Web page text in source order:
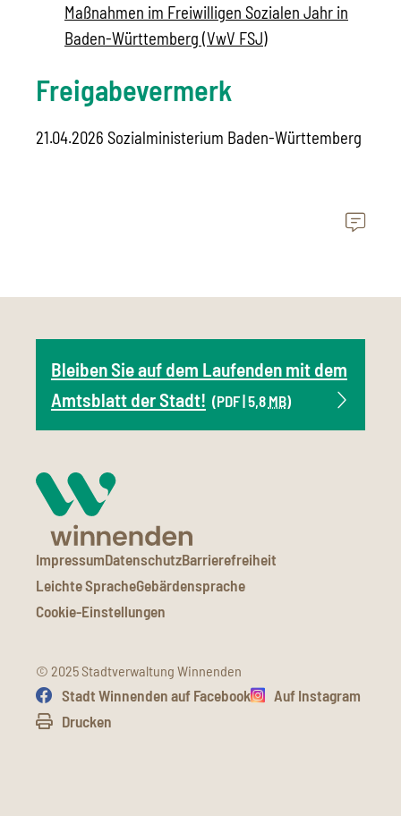
Maßnahmen im Freiwilligen Sozialen Jahr in
Baden-Württemberg (VwV FSJ)
Freigabevermerk
21.04.2026 Sozialministerium Baden-Württemberg
Bleiben Sie auf dem Laufenden mit dem
Amtsblatt der Stadt! (PDF | 5,8 MB)
ImpressumDatenschutzBarrierefreiheit
Leichte SpracheGebärdensprache
Cookie-Einstellungen
© 2025 Stadtverwaltung Winnenden
Stadt Winnenden auf Facebook
Auf Instagram
Drucken